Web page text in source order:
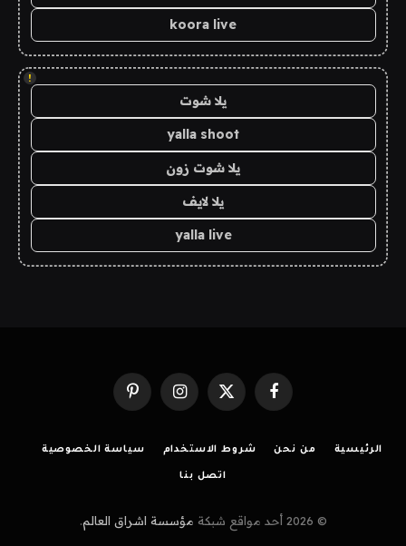
koora live
!
يلا شوت
yalla shoot
يلا شوت زون
يلا لايف
yalla live
فيسبوك X
(Twitter)
الانستغرامبينتيريست
الرئيسية من نحن شروط الاستخدام سياسة الخصوصية
اتصل بنا
© 2026 أحد مواقع شبكة مؤسسة اشراق العالم.